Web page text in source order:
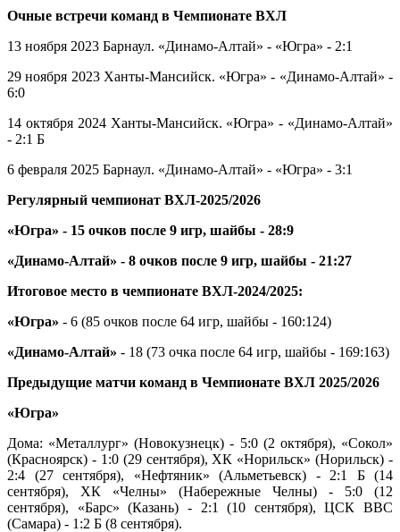
Очные встречи команд в Чемпионате ВХЛ
13 ноября 2023 Барнаул. «Динамо-Алтай» - «Югра» - 2:1
29 ноября 2023 Ханты-Мансийск. «Югра» - «Динамо-Алтай» -
6:0
14 октября 2024 Ханты-Мансийск. «Югра» - «Динамо-Алтай»
- 2:1 Б
6 февраля 2025 Барнаул. «Динамо-Алтай» - «Югра» - 3:1
Регулярный чемпионат ВХЛ-2025/2026
«Югра» - 15 очков после 9 игр, шайбы - 28:9
«Динамо-Алтай» - 8 очков после 9 игр, шайбы - 21:27
Итоговое место в чемпионате ВХЛ-2024/2025:
«Югра» - 6 (85 очков после 64 игр, шайбы - 160:124)
«Динамо-Алтай» - 18 (73 очка после 64 игр, шайбы - 169:163)
Предыдущие матчи команд в Чемпионате ВХЛ 2025/2026
«Югра»
Дома: «Металлург» (Новокузнецк) - 5:0 (2 октября), «Сокол»
(Красноярск) - 1:0 (29 сентября), ХК «Норильск» (Норильск) -
2:4 (27 сентября), «Нефтяник» (Альметьевск) - 2:1 Б (14
сентября), ХК «Челны» (Набережные Челны) - 5:0 (12
сентября), «Барс» (Казань) - 2:1 (10 сентября), ЦСК ВВС
(Самара) - 1:2 Б (8 сентября).